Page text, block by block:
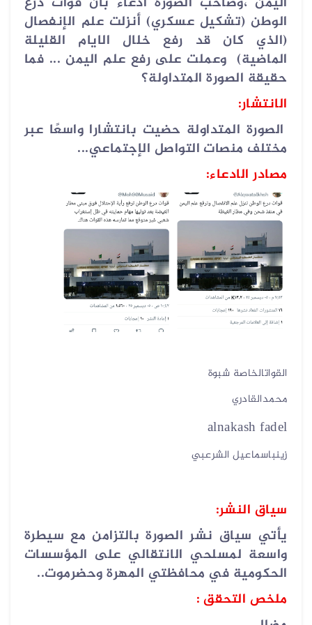
الوطن (تشكيل عسكري) أنزلت علم الإنفصال
(الذي كان قد رفع خلال الايام القليلة
الماضية) وعملت على رفع علم اليمن ... فما
حقيقة الصورة المتداولة؟
الانتشار:
الصورة المتداولة حضيت بانتشارا واسعًا عبر
مختلف منصات التواصل الإجتماعي...
مصادر الادعاء:
القواتالخاصة شبوة
محمدالقادري
alnakash fadel
زينباسماعيل الشرعبي
سياق النشر:
يأتي سياق نشر الصورة بالتزامن مع سيطرة
واسعة لمسلحي الانتقالي على المؤسسات
الحكومية في محافظتي المهرة وحضرموت..
ملخص التحقق :